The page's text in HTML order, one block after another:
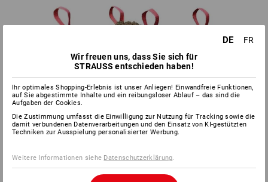
DE
FR
Wir freuen uns, dass Sie sich für
STRAUSS entschieden haben!
Ihr optimales Shopping-Erlebnis ist unser Anliegen! Einwandfreie Funktionen,
auf Sie abgestimmte Inhalte und ein reibungsloser Ablauf – das sind die
Aufgaben der Cookies.
Die Zustimmung umfasst die Einwilligung zur Nutzung für Tracking sowie die
damit verbundenen Datenverarbeitungen und den Einsatz von KI-gestützten
Techniken zur Ausspielung personalisierter Werbung.
Weitere Informationen siehe Datenschutzerklärung